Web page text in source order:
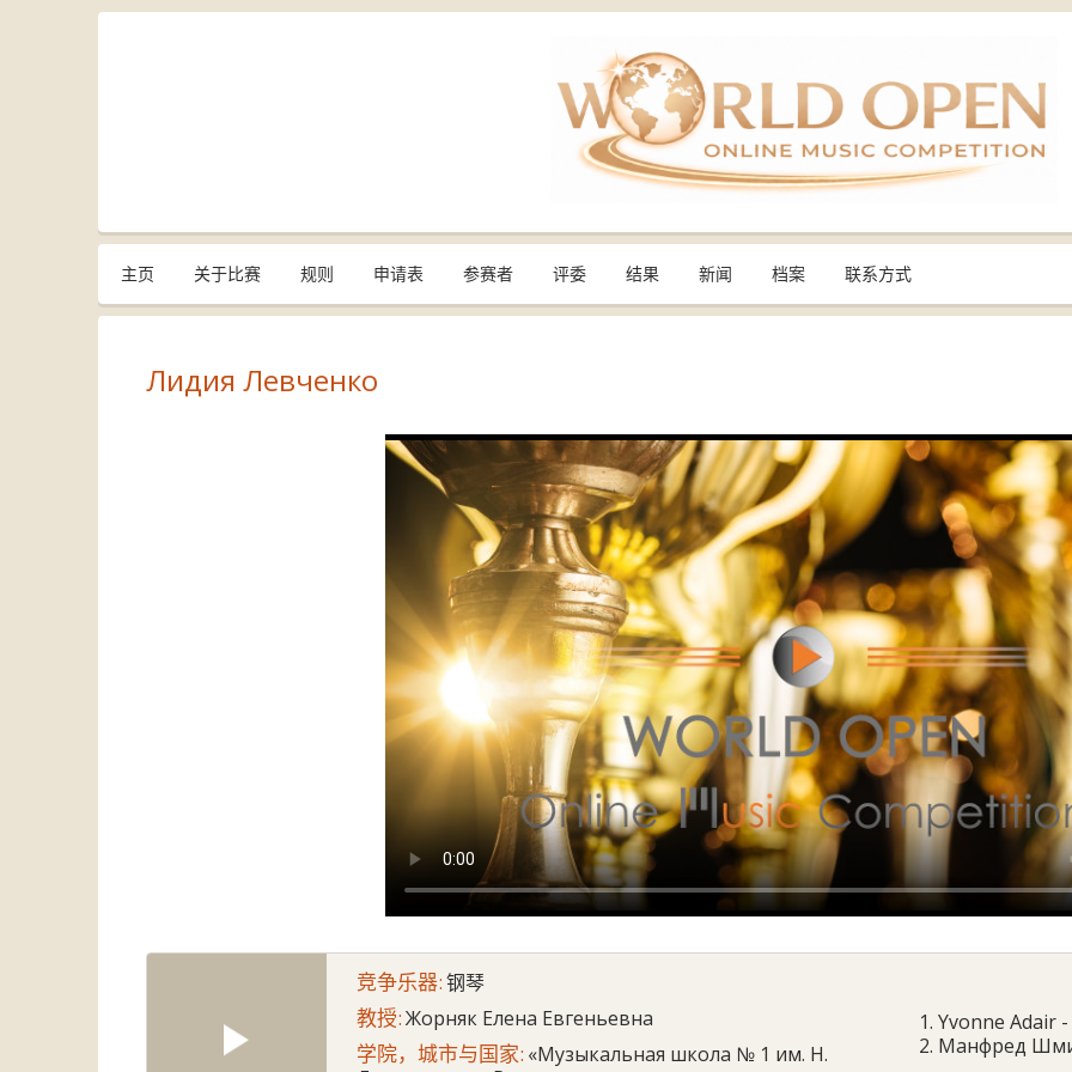
主页 关于比赛 规则 申请表 参赛者 评委 结果 新闻 档案 联系方式
Лидия Левченко
竞争乐器:钢琴
教授:Жорняк Елена Евгеньевна
学院，城市与国家: «Музыкальная школа № 1 им. Н.
1. Yvonne Adair
2. Манфред